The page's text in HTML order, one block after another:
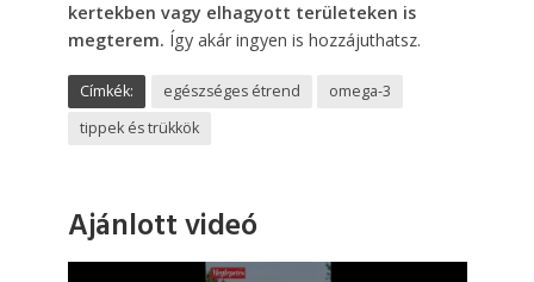
kertekben vagy elhagyott területeken is
megterem. Így akár ingyen is hozzájuthatsz.
Címkék: egészséges étrend
omega-3
tippek és trükkök
Ajánlott videó